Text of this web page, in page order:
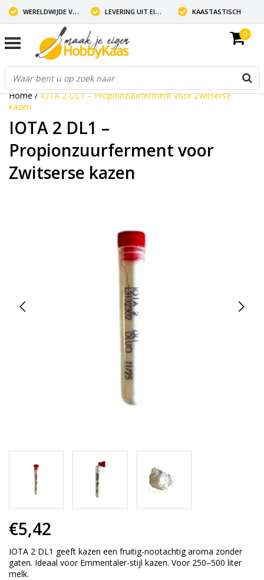
WERELDWIJDE VERZENDING LEVERING UIT EIGEN VOORRAAD KAASTASTISCH
0
Home/IOTA 2 DL1 – Propionzuurferment voor Zwitserse
kazen
IOTA 2 DL1 –
Propionzuurferment voor
Zwitserse kazen
€5,42
IOTA 2 DL1 geeft kazen een fruitig-nootachtig aroma zonder
gaten. Ideaal voor Emmentaler-stijl kazen. Voor 250–500 liter
melk.